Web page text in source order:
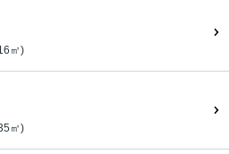
㎡)
㎡)